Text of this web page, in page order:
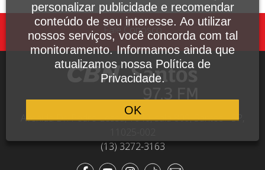
Fale Conosco
Avenida Dr. Pedro Lessa, 1640, sala 809, Santos - SP,
(13) 3272-3163
personalizar publicidade e recomendar
conteúdo de seu interesse. Ao utilizar
nossos serviços, você concorda com tal
monitoramento. Informamos ainda que
atualizamos nossa Política de
Privacidade.
OK